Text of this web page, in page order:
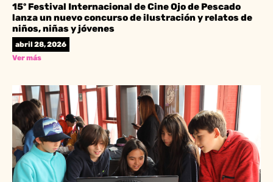
15º Festival Internacional de Cine Ojo de Pescado
lanza un nuevo concurso de ilustración y relatos de
niños, niñas y jóvenes
abril 28, 2026
Ver más